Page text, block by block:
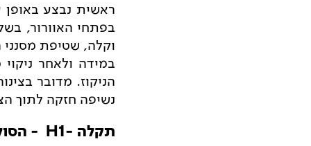
ראשית נבצע באופן
בפתחי האוורור,
וקלה, שטיפת מסנני
במידה ולאחר
הניקוז. מדובר
נשיפה חזקה לתוך
תקלה -H1 - הסוללה ביחידה החיצונית של המזגן קפאה